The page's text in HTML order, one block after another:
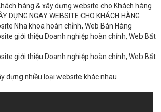
hàng & xây dựng website cho Khách hàng
DỰNG NGAY WEBSITE CHO KHÁCH HÀNG
Nha khoa hoàn chỉnh, Web Bán Hàng
giới thiệu Doanh nghiệp hoàn chỉnh, Web Bất
giới thiệu Doanh nghiệp hoàn chỉnh, Web Bất
dựng nhiều loại website khác nhau